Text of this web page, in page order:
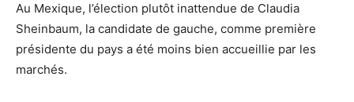
Au Mexique, l’élection plutôt inattendue de Claudia
Sheinbaum, la candidate de gauche, comme première
présidente du pays a été moins bien accueillie par les
marchés.